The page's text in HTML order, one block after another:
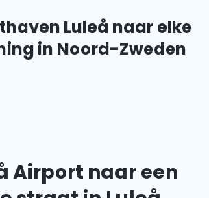
Luleå naar elke
in Noord-Zweden
Airport naar een